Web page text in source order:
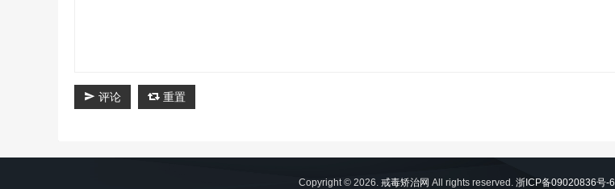
评论 重置
Copyright © 2026. 戒毒矫治网 All rights reserved. 浙ICP备09020836号-6